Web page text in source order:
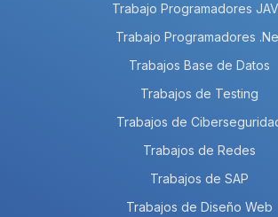
Trabajo Programadores
Trabajo Programadores
Trabajos Base de Datos
Trabajos de Testing
Trabajos de
Trabajos de Redes
Trabajos de SAP
Trabajos de Diseño Web